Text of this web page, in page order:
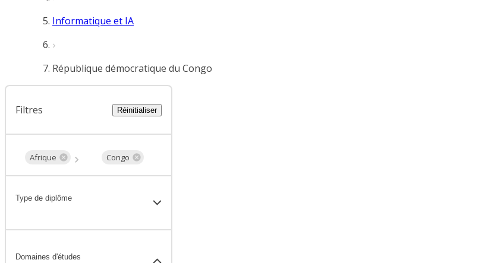
Informatique et IA
République démocratique du Congo
Filtres Réinitialiser
Afrique Congo
Type de diplôme
Domaines d'études